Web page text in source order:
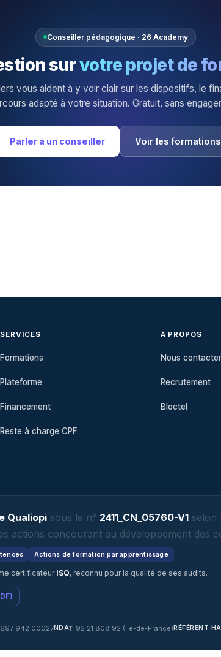
Conseiller pédagogique · 26 Academy
survotre projet de
vous aident à y voir clair sur les dispositifs, le
adapté à votre situation. Gratuit, sans
Parler à un conseiller Voir les formations
SERVICES
Formations
Plateforme
Financement
Reste à charge CPF
À PROPOS
Nous contacter
Recrutement
Bloctel
Qualiopi sous le n° 2411_CN_05760-V1 selon
actions concourant au développement des
Actions de formation par apprentissage
certificateur ISQ, reconnu pour la qualité de ses audits.
942 00027NDA11 92 21 808 92 (Île-de-France)RÉFÉRENT